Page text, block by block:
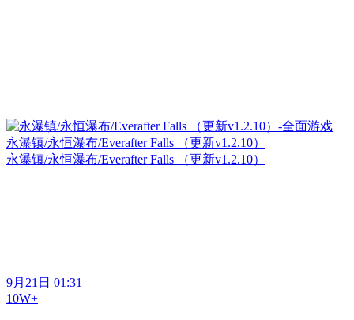
永瀑镇/永恒瀑布/Everafter Falls （更新v1.2.10）
永瀑镇/永恒瀑布/Everafter Falls （更新v1.2.10）
9月21日 01:31
10W+